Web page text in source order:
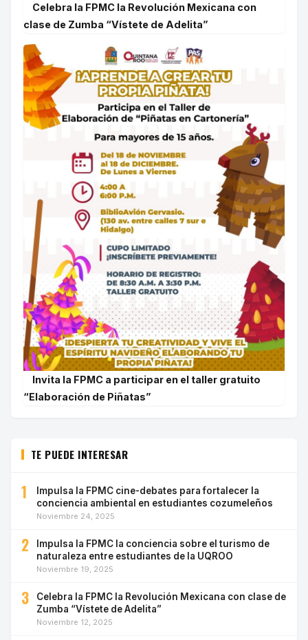
Celebra la FPMC la Revolución Mexicana con
clase de Zumba “Vístete de Adelita”
Invita la FPMC a participar en el taller gratuito
“Elaboración de Piñatas”
TE PUEDE INTERESAR
1
Impulsa la FPMC cine-debates para fortalecer la
conciencia ambiental en estudiantes cozumeleños
Noviembre 24, 2025
2
Impulsa la FPMC la conciencia sobre el turismo de
naturaleza entre estudiantes de la UQROO
Noviembre 19, 2025
3
Celebra la FPMC la Revolución Mexicana con clase de
Zumba “Vístete de Adelita”
Noviembre 12, 2025